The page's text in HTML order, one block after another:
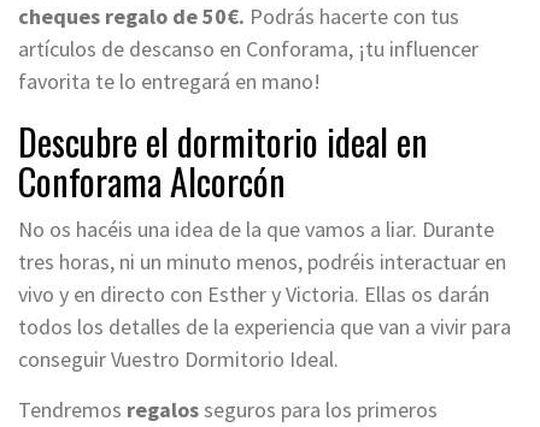
cheques regalo de 50€. Podrás hacerte con tus
artículos de descanso en Conforama, ¡tu influencer
favorita te lo entregará en mano!
Descubre el dormitorio ideal en
Conforama Alcorcón
No os hacéis una idea de la que vamos a liar. Durante
tres horas, ni un minuto menos, podréis interactuar en
vivo y en directo con Esther y Victoria. Ellas os darán
todos los detalles de la experiencia que van a vivir para
conseguir Vuestro Dormitorio Ideal.
Tendremos regalosseguros para los primeros